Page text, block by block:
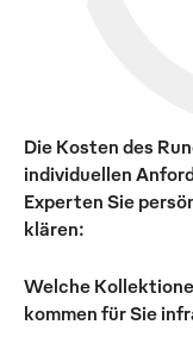
Die Kosten des
individuellen
Experten Sie
klären:
Welche
kommen für Sie